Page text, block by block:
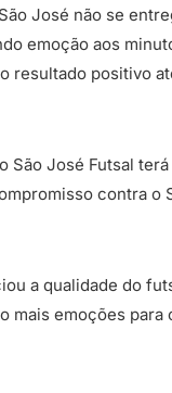
José não se
emoção aos
resultado positivo
São José Futsal
contra o
a qualidade do
mais emoções para